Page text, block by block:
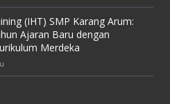
(IHT) SMP Karang Arum:
Ajaran Baru dengan
Merdeka